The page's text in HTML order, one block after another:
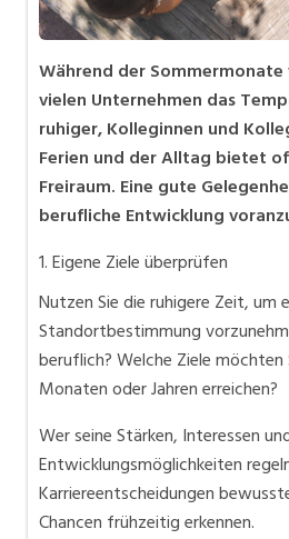
Während der
vielen Unternehmen das
ruhiger, Kolleginnen und
Ferien und der Alltag bietet
Freiraum. Eine gute
berufliche Entwicklung
1. Eigene Ziele überprüfen
Nutzen Sie die ruhigere Zeit, um
Standortbestimmung
beruflich? Welche Ziele möchten
Monaten oder Jahren erreichen?
Wer seine Stärken, Interessen
Entwicklungsmöglichkeiten
Karriereentscheidungen
Chancen frühzeitig erkennen.